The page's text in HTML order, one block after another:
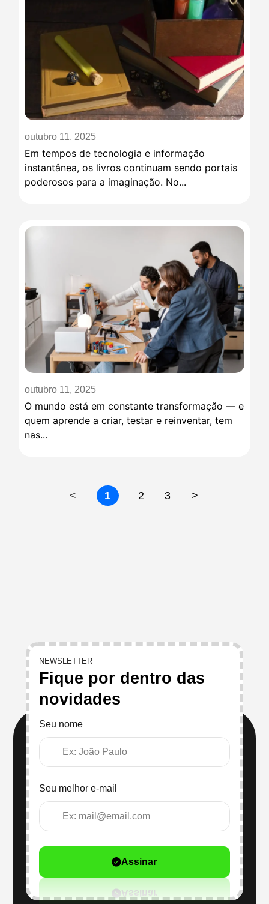
outubro 11, 2025
Em tempos de tecnologia e informação
instantânea, os livros continuam sendo portais
poderosos para a imaginação. No...
outubro 11, 2025
O mundo está em constante transformação — e
quem aprende a criar, testar e reinventar, tem
nas...
< 1 2 3 >
NEWSLETTER
Fique por dentro das
novidades
Seu nome
Seu melhor e-mail
Assinar